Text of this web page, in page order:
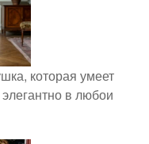
которая умеет
в любои